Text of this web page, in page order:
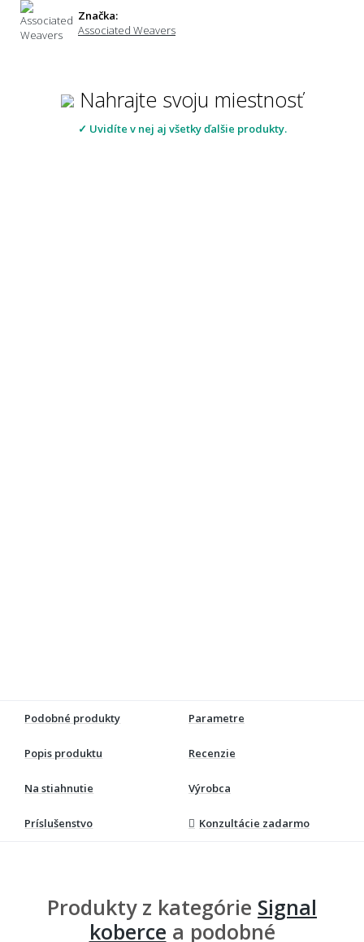
Značka:
Associated Weavers
Nahrajte svoju miestnosť
✓ Uvidíte v nej aj všetky ďalšie produkty.
Podobné produkty Parametre
Popis produktu Recenzie
Na stiahnutie Výrobca
Príslušenstvo Konzultácie zadarmo
Produkty z kategórie Signal
koberce a podobné